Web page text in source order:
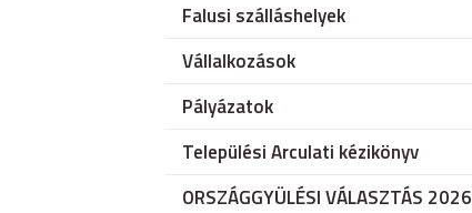
Falusi szálláshelyek
Vállalkozások
Pályázatok
Települési Arculati kézikönyv
ORSZÁGGYÜLÉSI VÁLASZTÁS 2026